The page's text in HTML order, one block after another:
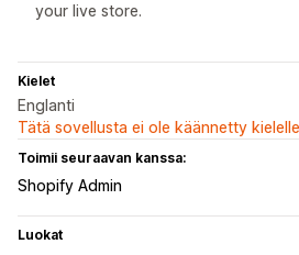
your live store.
Kielet
Englanti
Tätä sovellusta ei ole käännetty
Toimii seuraavan kanssa:
Shopify Admin
Luokat